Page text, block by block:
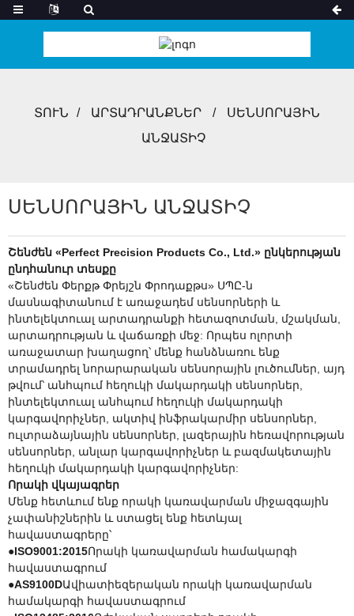
ՏՈՒՆ ԱՐՏԱԴՐԱՆՔՆԵՐ
ՍԵՆՍՈՐԱՅԻՆ
ԱՆՋԱՏԻՉ
ՍԵՆՍՈՐԱՅԻՆ ԱՆՋԱՏԻՉ
Շենժեն «Perfect Precision Products Co., Ltd.» ընկերության
ընդհանուր տեսքը
«Շենժեն Փերքթ Փրեյշն Փրոդաքթս» ՍՊԸ-ն
մասնագիտանում է առաջադեմ սենսորների և
ինտելեկտուալ արտադրանքի հետազոտման, մշակման,
արտադրության և վաճառքի մեջ: Որպես ոլորտի
առաջատար խաղացող՝ մենք հանձնառու ենք
տրամադրել նորարարական սենսորային լուծումներ, այդ
թվում՝ անհպում հեղուկի մակարդակի սենսորներ,
ինտելեկտուալ անհպում հեղուկի մակարդակի
կարգավորիչներ, ակտիվ ինֆրակարմիր սենսորներ,
ուլտրաձայնային սենսորներ, լազերային հեռավորության
սենսորներ, անլար կարգավորիչներ և բազմակետային
հեղուկի մակարդակի կարգավորիչներ:
Որակի վկայագրեր
Մենք հետևում ենք որակի կառավարման միջազգային
չափանիշներին և ստացել ենք հետևյալ
հավաստագրերը՝
●ISO9001:2015Որակի կառավարման համակարգի
հավաստագրում
●AS9100DԱվիատիեզերական որակի կառավարման
համակարգի հավաստագրում